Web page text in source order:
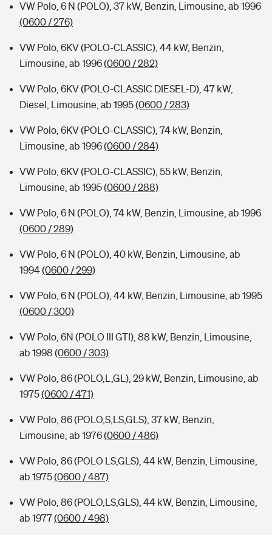
VW Polo, 6 N (POLO), 37 kW, Benzin, Limousine, ab 1996
(0600 / 276)
VW Polo, 6KV (POLO-CLASSIC), 44 kW, Benzin,
Limousine, ab 1996(0600 / 282)
VW Polo, 6KV (POLO-CLASSIC DIESEL-D), 47 kW,
Diesel, Limousine, ab 1995(0600 / 283)
VW Polo, 6KV (POLO-CLASSIC), 74 kW, Benzin,
Limousine, ab 1996(0600 / 284)
VW Polo, 6KV (POLO-CLASSIC), 55 kW, Benzin,
Limousine, ab 1995(0600 / 288)
VW Polo, 6 N (POLO), 74 kW, Benzin, Limousine, ab 1996
(0600 / 289)
VW Polo, 6 N (POLO), 40 kW, Benzin, Limousine, ab
1994(0600 / 299)
VW Polo, 6 N (POLO), 44 kW, Benzin, Limousine, ab 1995
(0600 / 300)
VW Polo, 6N (POLO III GTI), 88 kW, Benzin, Limousine,
ab 1998 (0600 / 303)
VW Polo, 86 (POLO,L,GL), 29 kW, Benzin, Limousine, ab
1975(0600 / 471)
VW Polo, 86 (POLO,S,LS,GLS), 37 kW, Benzin,
Limousine, ab 1976(0600 / 486)
VW Polo, 86 (POLO LS,GLS), 44 kW, Benzin, Limousine,
ab 1975(0600 / 487)
VW Polo, 86 (POLO,LS,GLS), 44 kW, Benzin, Limousine,
ab 1977(0600 / 498)